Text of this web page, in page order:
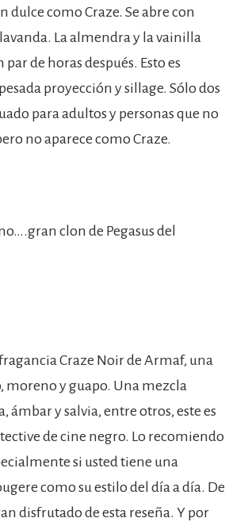
dulce como Craze. Se abre con
lavanda. La almendra y la vainilla
de horas después. Esto es
proyección y sillage. Sólo dos
para adultos y personas que no
no aparece como Craze.
clon de Pegasus del
Craze Noir de Armaf, una
moreno y guapo. Una mezcla
y salvia, entre otros, este es
de cine negro. Lo recomiendo
si usted tiene una
como su estilo del día a día. De
disfrutado de esta reseña. Y por